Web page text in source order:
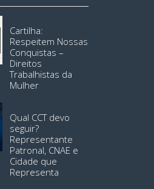
Cartilha:
Respeitem Nossas
Conquistas –
Direitos
Trabalhistas da
Mulher
Qual CCT devo
seguir?
Representante
Patronal, CNAE e
Cidade que
Representa